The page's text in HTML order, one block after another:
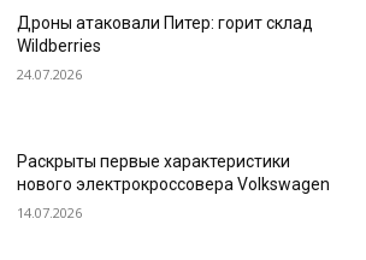
Дроны атаковали Питер: горит склад
Wildberries
24.07.2026
Раскрыты первые характеристики
нового электрокроссовера Volkswagen
14.07.2026